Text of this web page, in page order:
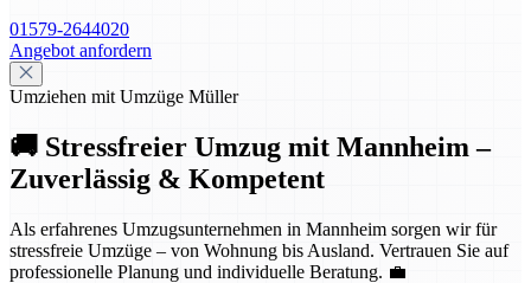
01579-2644020
Angebot anfordern
Umziehen mit Umzüge Müller
🚚 Stressfreier Umzug mit Mannheim –
Zuverlässig & Kompetent
Als erfahrenes Umzugsunternehmen in Mannheim sorgen wir für
stressfreie Umzüge – von Wohnung bis Ausland. Vertrauen Sie auf
professionelle Planung und individuelle Beratung. 💼